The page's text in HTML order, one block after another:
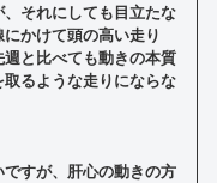
、それにしても目立たな
かけて頭の高い走り
と比べても動きの本質
るような走りにならな
ですが、肝心の動きの方